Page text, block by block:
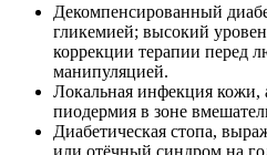
Декомпенсированный
гликемией; высокий
коррекции терапии перед
манипуляцией.
Локальная инфекция кожи,
пиодермия в зоне
Диабетическая стопа,
или отёчный синдром на